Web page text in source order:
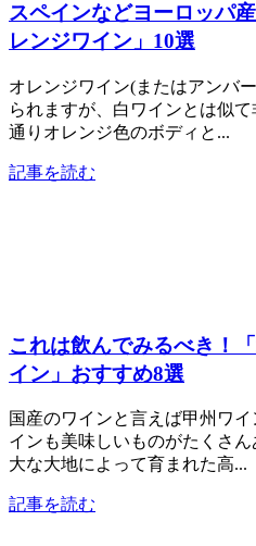
スペインなどヨーロッパ
レンジワイン」10選
オレンジワイン(またはアンバ
られますが、白ワインとは似
通りオレンジ色のボディと...
記事を読む
これは飲んでみるべき！
イン」おすすめ8選
国産のワインと言えば甲州ワ
インも美味しいものがたくさ
大な大地によって育まれた高...
記事を読む